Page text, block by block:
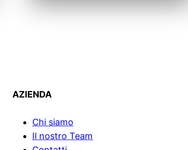
AZIENDA
Chi siamo
Il nostro Team